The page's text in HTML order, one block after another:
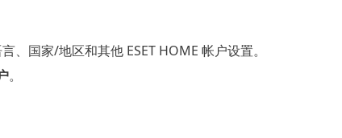
、国家/地区和其他 ESET HOME 帐户设置。
。